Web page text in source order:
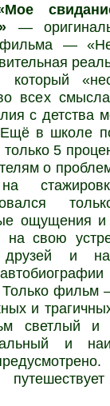
—
—
который
всех
с детства
в школе
5
о
ощущения
на свою
и на
Только
и
и
и